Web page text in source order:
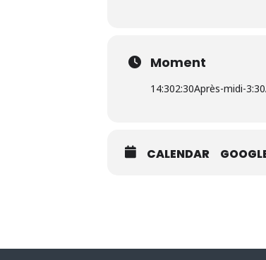
Moment
14:302:30Après-midi-
CALENDAR